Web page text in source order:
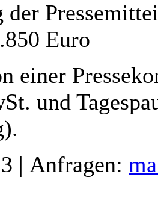
der
Euro
einer
und
| Anfragen: